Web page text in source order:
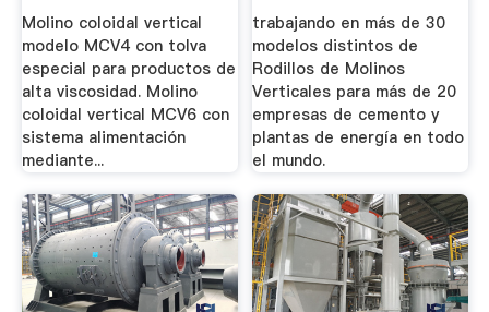
Molino coloidal vertical
modelo MCV4 con tolva
especial para productos de
alta viscosidad. Molino
coloidal vertical MCV6 con
sistema alimentación
mediante...
trabajando en más de 30
modelos distintos de
Rodillos de Molinos
Verticales para más de 20
empresas de cemento y
plantas de energía en todo
el mundo.